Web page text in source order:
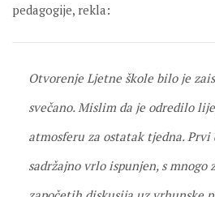
pedagogije, rekla:
Otvorenje Ljetne škole bilo je
svečano. Mislim da je odredilo
atmosferu za ostatak tjedna. Prvi
sadržajno vrlo ispunjen, s